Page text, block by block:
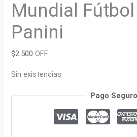
Mundial
Panini
$2.500 OFF
Sin existencias
Pago Seguro